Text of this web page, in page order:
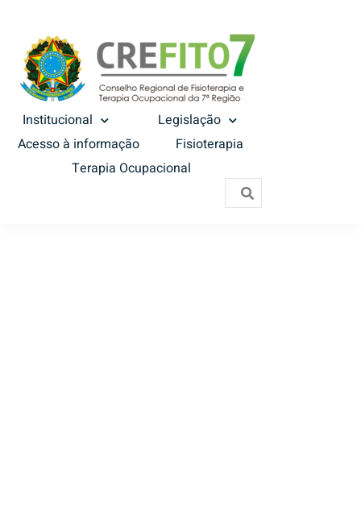
Institucional
Legislação
Acesso à informação
Fisioterapia
Terapia Ocupacional